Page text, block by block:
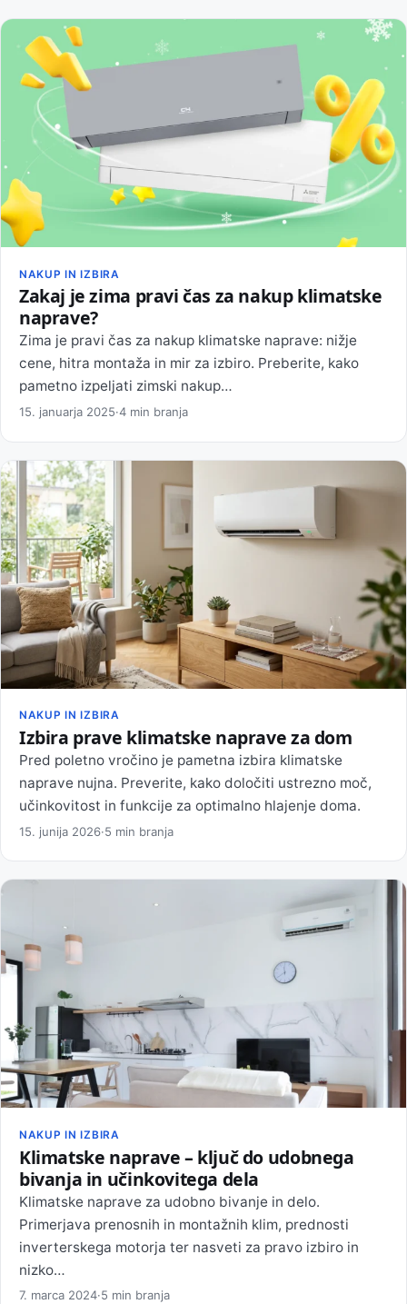
NAKUP IN IZBIRA
Zakaj je zima pravi čas za nakup klimatske
naprave?
Zima je pravi čas za nakup klimatske naprave: nižje
cene, hitra montaža in mir za izbiro. Preberite, kako
pametno izpeljati zimski nakup…
15. januarja 2025·4 min branja
NAKUP IN IZBIRA
Izbira prave klimatske naprave za dom
Pred poletno vročino je pametna izbira klimatske
naprave nujna. Preverite, kako določiti ustrezno moč,
učinkovitost in funkcije za optimalno hlajenje doma.
15. junija 2026·5 min branja
NAKUP IN IZBIRA
Klimatske naprave – ključ do udobnega
bivanja in učinkovitega dela
Klimatske naprave za udobno bivanje in delo.
Primerjava prenosnih in montažnih klim, prednosti
inverterskega motorja ter nasveti za pravo izbiro in
nizko…
7. marca 2024·5 min branja